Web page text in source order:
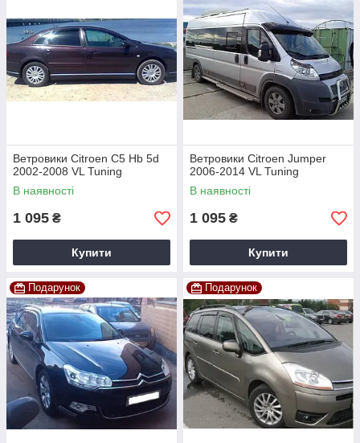
Ветровики Citroen C5 Hb 5d
2002-2008 VL Tuning
В наявності
1 095 ₴
Купити
Ветровики Citroen Jumper
2006-2014 VL Tuning
В наявності
1 095 ₴
Купити
Подарунок Подарунок